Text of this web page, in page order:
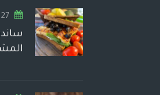
27 يوليو,2024